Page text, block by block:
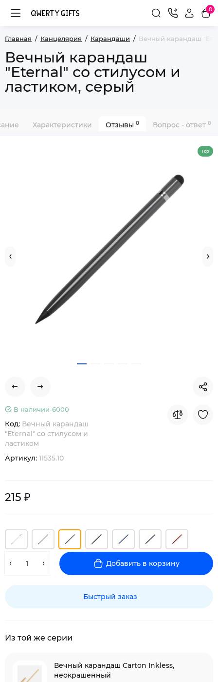
0
Главная Канцелярия Карандаши Вечный карандаш
Вечный карандаш
"Eternal" со стилусом и
ластиком, серый
Характеристики Отзывы 0 Вопрос - ответ 0
Top
В наличии-6000
Код: Вечный карандаш
"Eternal" со стилусом и
ластиком
Артикул: 11535.10
215 ₽
Добавить в корзину
Быстрый заказ
Из той же серии
Вечный карандаш Carton Inkless,
неокрашенный